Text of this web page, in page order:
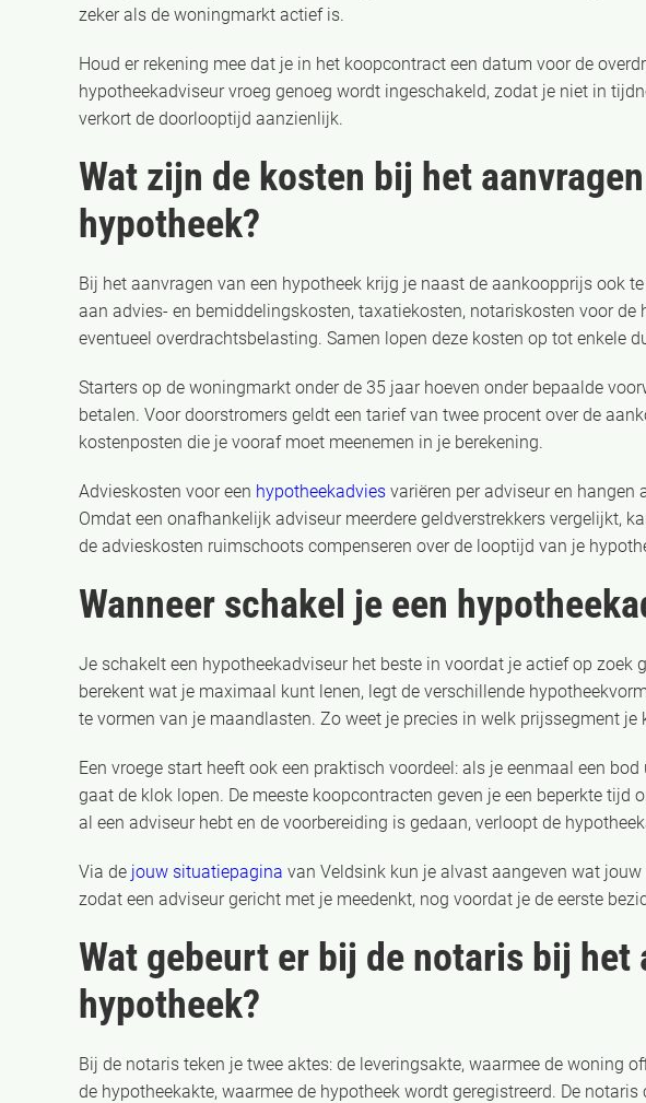
zeker als de woningmarkt actief is.
Houd er rekening mee dat je in het koopcontract een datum voor de
hypotheekadviseur vroeg genoeg wordt ingeschakeld, zodat je niet in
verkort de doorlooptijd aanzienlijk.
Wat zijn de kosten bij het
hypotheek?
Bij het aanvragen van een hypotheek krijg je naast de aankoopprijs ook
aan advies- en bemiddelingskosten, taxatiekosten, notariskosten voor de
eventueel overdrachtsbelasting. Samen lopen deze kosten op tot enkele
Starters op de woningmarkt onder de 35 jaar hoeven onder bepaalde
betalen. Voor doorstromers geldt een tarief van twee procent over de
kostenposten die je vooraf moet meenemen in je berekening.
Advieskosten voor een hypotheekadvies variëren per adviseur en
Omdat een onafhankelijk adviseur meerdere geldverstrekkers vergelijkt,
de advieskosten ruimschoots compenseren over de looptijd van je
Wanneer schakel je een
Je schakelt een hypotheekadviseur het beste in voordat je actief op zoek
berekent wat je maximaal kunt lenen, legt de verschillende
te vormen van je maandlasten. Zo weet je precies in welk prijssegment je
Een vroege start heeft ook een praktisch voordeel: als je eenmaal een
gaat de klok lopen. De meeste koopcontracten geven je een beperkte tijd
al een adviseur hebt en de voorbereiding is gedaan, verloopt de
Via de jouw situatiepagina van Veldsink kun je alvast aangeven wat
zodat een adviseur gericht met je meedenkt, nog voordat je de eerste
Wat gebeurt er bij de notaris bij het
hypotheek?
Bij de notaris teken je twee aktes: de leveringsakte, waarmee de woning
de hypotheekakte, waarmee de hypotheek wordt geregistreerd. De